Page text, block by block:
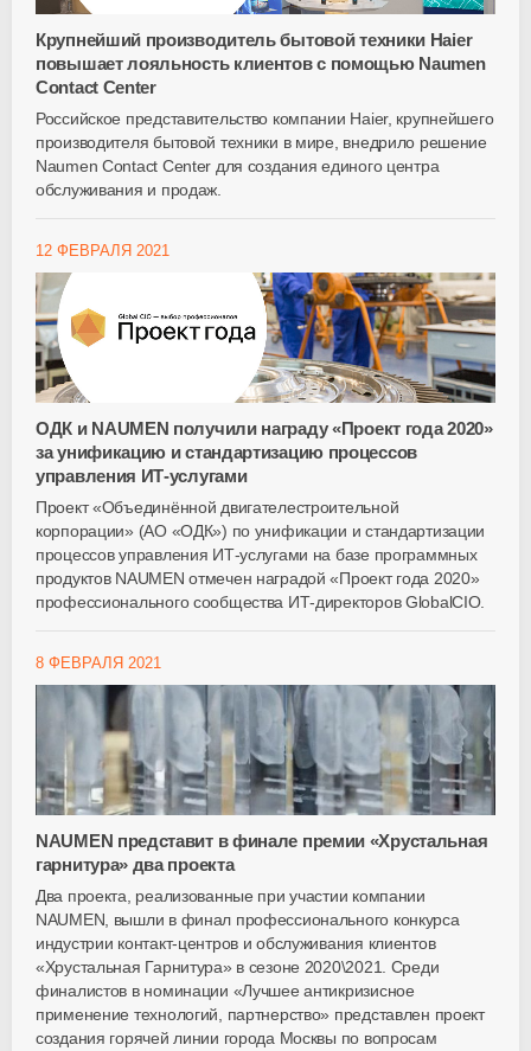
Крупнейший производитель бытовой техники Haier
повышает лояльность клиентов с помощью Naumen
Contact Center
Российское представительство компании Haier, крупнейшего
производителя бытовой техники в мире, внедрило решение
Naumen Contact Center для создания единого центра
обслуживания и продаж.
12 ФЕВРАЛЯ 2021
ОДК и NAUMEN получили награду «Проект года 2020»
за унификацию и стандартизацию процессов
управления ИТ-услугами
Проект «Объединённой двигателестроительной
корпорации» (АО «ОДК») по унификации и стандартизации
процессов управления ИТ-услугами на базе программных
продуктов NAUMEN отмечен наградой «Проект года 2020»
профессионального сообщества ИТ-директоров GlobalCIO.
8 ФЕВРАЛЯ 2021
NAUMEN представит в финале премии «Хрустальная
гарнитура» два проекта
Два проекта, реализованные при участии компании
NAUMEN, вышли в финал профессионального конкурса
индустрии контакт-центров и обслуживания клиентов
«Хрустальная Гарнитура» в сезоне 2020\2021. Среди
финалистов в номинации «Лучшее антикризисное
применение технологий, партнерство» представлен проект
создания горячей линии города Москвы по вопросам